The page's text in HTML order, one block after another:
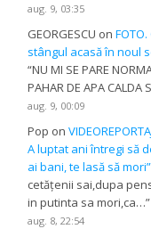
aug. 9, 03:35
GEORGESCU on
stângul acasă în noul
“NU MI SE PARE
PAHAR DE APA CALDA
aug. 9, 00:09
Pop on
A luptat ani întregi să
ai bani, te lasă să mori”
cetățenii sai,dupa
in putinta sa mori,ca…”
aug. 8, 22:54